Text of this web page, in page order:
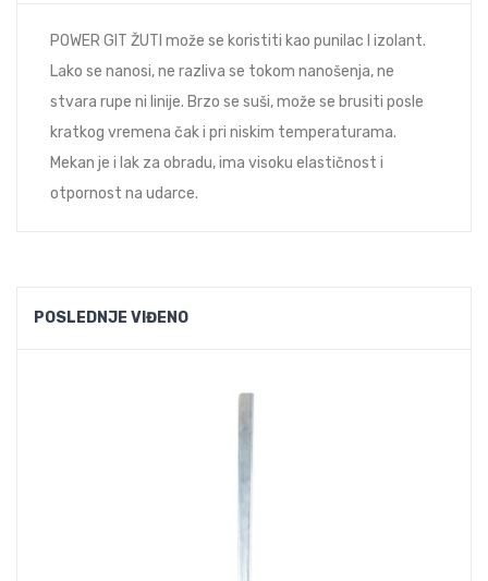
POWER GIT ŽUTI može se koristiti kao punilac I izolant.
Lako se nanosi, ne razliva se tokom nanošenja, ne
stvara rupe ni linije. Brzo se suši, može se brusiti posle
kratkog vremena čak i pri niskim temperaturama.
Mekan je i lak za obradu, ima visoku elastičnost i
otpornost na udarce.
POSLEDNJE VIĐENO